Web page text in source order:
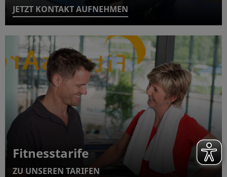
JETZT KONTAKT AUFNEHMEN
Fitnesstarife
ZU UNSEREN TARIFEN